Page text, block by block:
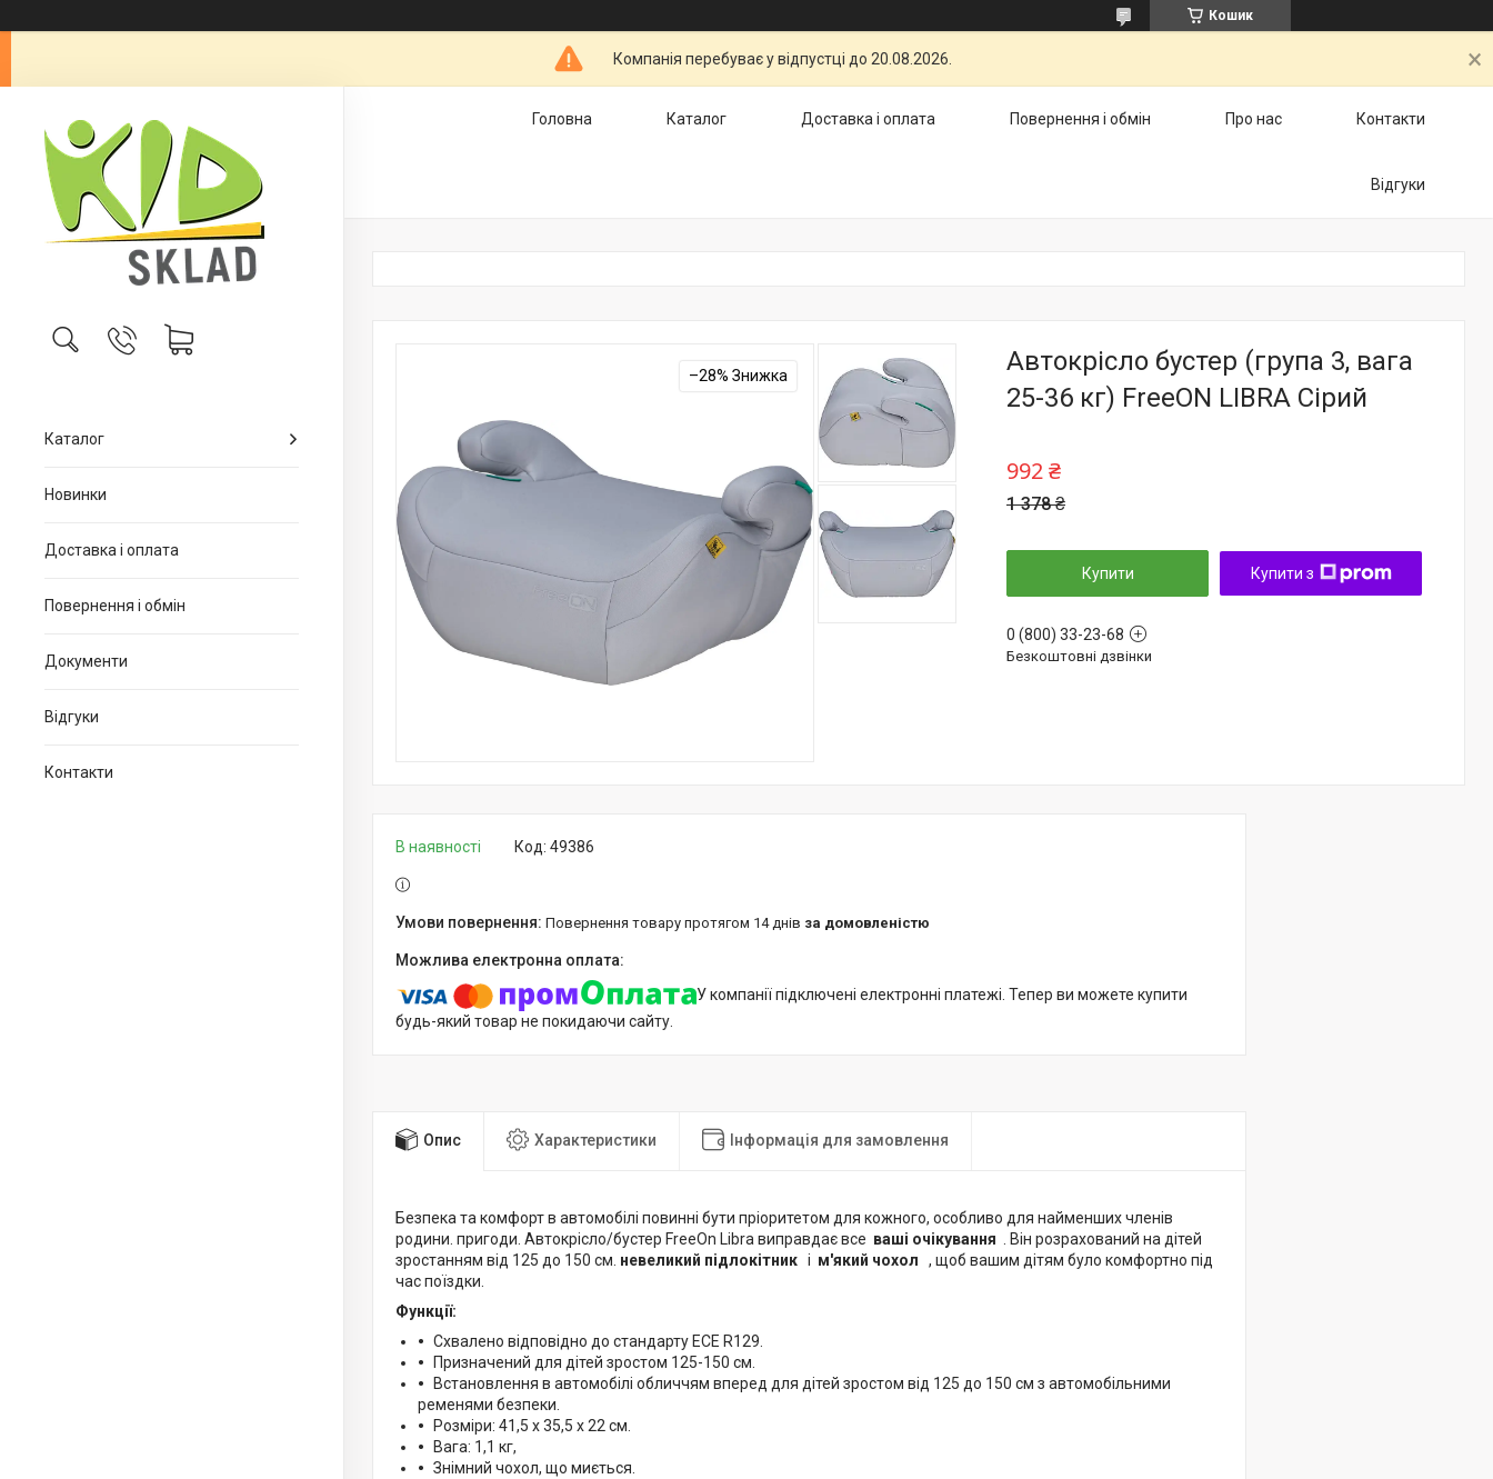
Кошик
Компанія перебуває у відпустці до 20.08.2026.
Каталог
Новинки
Доставка і оплата
Повернення і обмін
Документи
Відгуки
Контакти
Головна Каталог Доставка і оплата Повернення і обмін Про нас Контакти
Відгуки
–28%
Автокрісло бустер (група 3, вага
25-36 кг) FreeON LIBRA Сірий
1 378 ₴
992 ₴
Купити Купити з
0 (800) 33-23-68
Безкоштовні дзвінки
В наявності Код: 49386
повернення товару протягом 14 днів за домовленістю
У компанії підключені електронні платежі. Тепер ви можете купити
будь-який товар не покидаючи сайту.
Опис Характеристики Інформація для замовлення
Безпека та комфорт в автомобілі повинні бути пріоритетом для кожного, особливо для найменших членів
родини. пригоди. Автокрісло/бустер FreeOn Libra виправдає все ваші очікування . Він розрахований на дітей
зростанням від 125 до 150 см. невеликий підлокітник і м'який чохол
, щоб вашим дітям було комфортно під
час поїздки.
Функції:
Схвалено відповідно до стандарту ECE R129.
Призначений для дітей зростом 125-150 см.
Встановлення в автомобілі обличчям вперед для дітей зростом від 125 до 150 см з автомобільними
ременями безпеки.
Розміри: 41,5 х 35,5 х 22 см.
Вага: 1,1 кг,
Знімний чохол, що миється.